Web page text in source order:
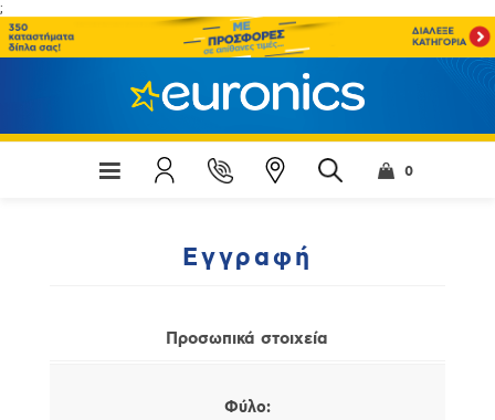
;
0
Εγγραφή
Προσωπικά στοιχεία
Φύλο: